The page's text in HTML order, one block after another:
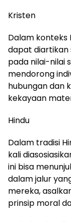
Kristen
Dalam konteks
dapat diartikan
pada nilai-nilai
mendorong
hubungan dan
kekayaan
Hindu
Dalam tradisi
kali
ini bisa
dalam jalur
mereka,
prinsip moral